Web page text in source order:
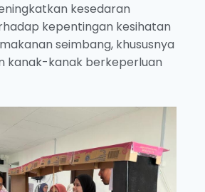
kesedaran
kepentingan kesihatan
seimbang, khususnya
kanak-kanak berkeperluan